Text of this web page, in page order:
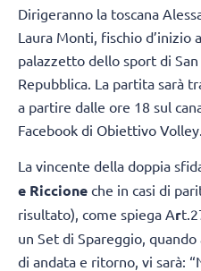
Dirigeranno la toscana
Laura Monti, fischio d’inizio
palazzetto dello sport di
Repubblica. La partita sarà
a partire dalle ore 18 sul
Facebook di Obiettivo Volley.
La vincente della doppia
e Riccione che in casi di
risultato), come spiega Ar
un Set di Spareggio,
di andata e ritorno, vi sarà: